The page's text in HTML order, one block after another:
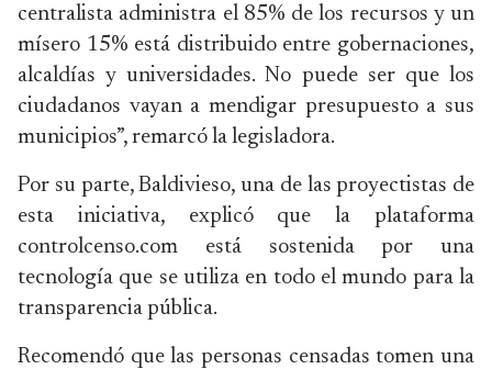
centralista administra el 85% de los recursos y un
mísero 15% está distribuido entre gobernaciones,
alcaldías y universidades. No puede ser que los
ciudadanos vayan a mendigar presupuesto a sus
municipios”, remarcó la legisladora.
Por su parte, Baldivieso, una de las proyectistas de
esta iniciativa, explicó que la plataforma
controlcenso.com está sostenida por una
tecnología que se utiliza en todo el mundo para la
transparencia pública.
Recomendó que las personas censadas tomen una